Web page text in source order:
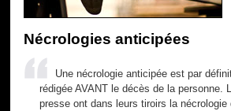
Nécrologies anticipées
Une nécrologie anticipée est par
rédigée AVANT le décès de la personne.
presse ont dans leurs tiroirs la nécrologie